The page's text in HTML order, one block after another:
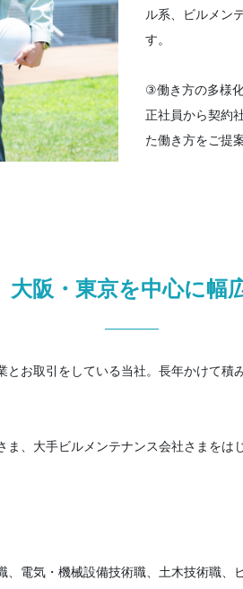
ル系、ビルメン
す。
③働き方の多様
正社員から契約
た働き方をご提
阪・東京を中心に幅
お取引をしている当社。長年かけて積
、大手ビルメンテナンス会社さまを
電気・機械設備技術職、土木技術職、